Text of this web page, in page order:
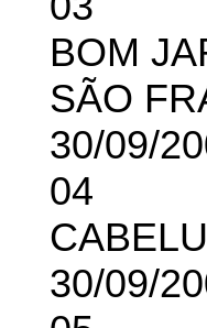
BOM
SÃO
30/09/
04
30/09/